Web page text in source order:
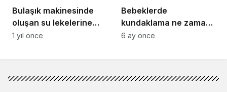
Bulaşık makinesinde
oluşan su lekelerine
son
1 yıl önce
Bebeklerde
kundaklama ne zaman
bırakılmalı?
6 ay önce